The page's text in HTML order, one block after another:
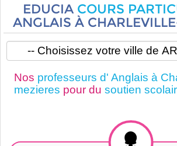
EDUCIA COURS
ANGLAIS À
Nos professeurs d' Anglais à
mezieres pour du soutien